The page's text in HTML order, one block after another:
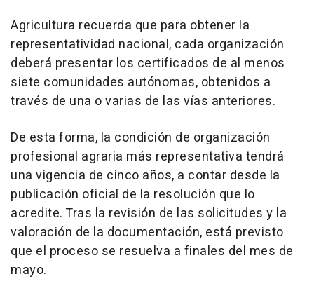
Agricultura recuerda que para obtener la
representatividad nacional, cada organización
deberá presentar los certificados de al menos
siete comunidades autónomas, obtenidos a
través de una o varias de las vías anteriores.
De esta forma, la condición de organización
profesional agraria más representativa tendrá
una vigencia de cinco años, a contar desde la
publicación oficial de la resolución que lo
acredite. Tras la revisión de las solicitudes y la
valoración de la documentación, está previsto
que el proceso se resuelva a finales del mes de
mayo.